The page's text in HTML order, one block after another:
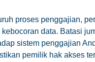
proses penggajian,
data. Batasi
sistem penggajian
pemilik hak akses